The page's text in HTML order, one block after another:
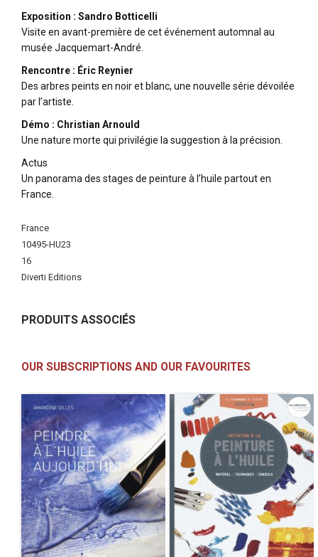
Exposition : Sandro Botticelli
Visite en avant-première de cet événement automnal au
musée Jacquemart-André.
Rencontre : Éric Reynier
Des arbres peints en noir et blanc, une nouvelle série dévoilée
par l’artiste.
Démo : Christian Arnould
Une nature morte qui privilégie la suggestion à la précision.
Actus
Un panorama des stages de peinture à l’huile partout en
France.
More
Information
France
10495-HU23
16
Diverti Editions
PRODUITS ASSOCIÉS
OUR SUBSCRIPTIONS AND OUR FAVOURITES